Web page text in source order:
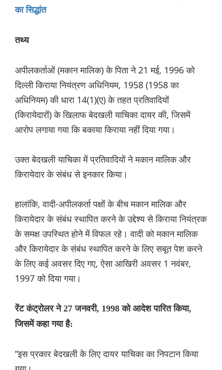
का सिद्धांत
तथ्य
अपीलकर्ताओं (मकान मालिक) के पिता ने 21 मई, 1996 को
दिल्ली किराया नियंत्रण अधिनियम, 1958 (1958 का
अधिनियम) की धारा 14(1)(ए) के तहत प्रतिवादियों
(किरायेदारों) के खिलाफ बेदखली याचिका दायर की, जिसमें
आरोप लगाया गया कि बकाया किराया नहीं दिया गया।
उक्त बेदखली याचिका में प्रतिवादियों ने मकान मालिक और
किरायेदार के संबंध से इनकार किया।
हालांकि, वादी-अपीलकर्ता पक्षों के बीच मकान मालिक और
किरायेदार के संबंध स्थापित करने के उद्देश्य से किराया नियंत्रक
के समक्ष उपस्थित होने में विफल रहे। वादी को मकान मालिक
और किरायेदार के संबंध स्थापित करने के लिए सबूत पेश करने
के लिए कई अवसर दिए गए, ऐसा आखिरी अवसर 1 नवंबर,
1997 को दिया गया।
रेंट कंट्रोलर ने 27 जनवरी, 1998 को आदेश पारित किया,
जिसमें कहा गया है:
“इस प्रकार बेदखली के लिए दायर याचिका का निपटान किया